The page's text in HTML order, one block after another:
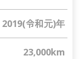
2019(令和元)年
23,000km